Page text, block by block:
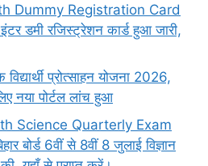
Dummy Registration Card
डमी रजिस्ट्रेशन कार्ड हुआ जारी,
प्रोत्साहन योजना 2026,
नया पोर्टल लांच हुआ
Science Quarterly Exam
बोर्ड 6वीं से 8वीं 8 जुलाई विज्ञान